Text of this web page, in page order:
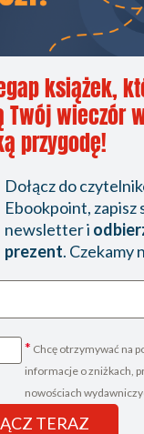
książek,
Twój wieczór
przygodę!
Dołącz do
Ebookpoint, zapisz
newsletter i
prezent. Czekamy
* Chcę otrzymywać na
informacje o zniżkach,
nowościach
TERAZ